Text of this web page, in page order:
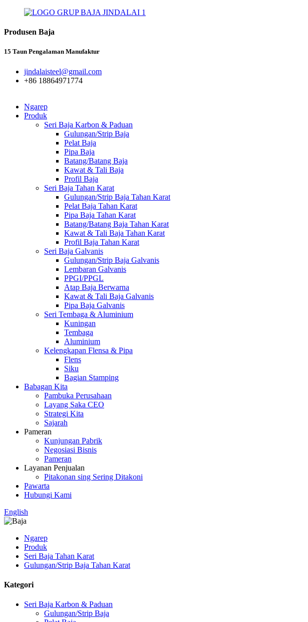
Produsen Baja
15 Taun Pengalaman Manufaktur
jindalaisteel@gmail.com
+86 18864971774
Ngarep
Produk
Seri Baja Karbon & Paduan
Gulungan/Strip Baja
Pelat Baja
Pipa Baja
Batang/Batang Baja
Kawat & Tali Baja
Profil Baja
Seri Baja Tahan Karat
Gulungan/Strip Baja Tahan Karat
Pelat Baja Tahan Karat
Pipa Baja Tahan Karat
Batang/Batang Baja Tahan Karat
Kawat & Tali Baja Tahan Karat
Profil Baja Tahan Karat
Seri Baja Galvanis
Gulungan/Strip Baja Galvanis
Lembaran Galvanis
PPGI/PPGL
Atap Baja Berwarna
Kawat & Tali Baja Galvanis
Pipa Baja Galvanis
Seri Tembaga & Aluminium
Kuningan
Tembaga
Aluminium
Kelengkapan Flensa & Pipa
Flens
Siku
Bagian Stamping
Babagan Kita
Pambuka Perusahaan
Layang Saka CEO
Strategi Kita
Sajarah
Pameran
Kunjungan Pabrik
Negosiasi Bisnis
Pameran
Layanan Penjualan
Pitakonan sing Sering Ditakoni
Pawarta
Hubungi Kami
English
Ngarep
Produk
Seri Baja Tahan Karat
Gulungan/Strip Baja Tahan Karat
Kategori
Seri Baja Karbon & Paduan
Gulungan/Strip Baja